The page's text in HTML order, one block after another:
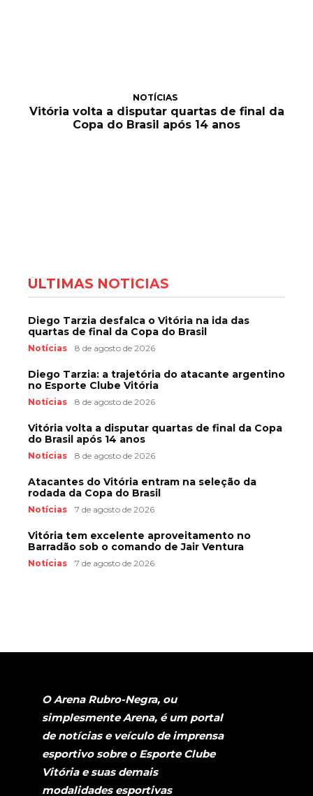
NOTÍCIAS
Vitória volta a disputar quartas de final da
Copa do Brasil após 14 anos
ÚLTIMAS NOTÍCIAS
Diego Tarzia desfalca o Vitória na ida das
quartas de final da Copa do Brasil
Notícias 8 de agosto de 2026
Diego Tarzia: a trajetória do atacante argentino
no Esporte Clube Vitória
Notícias 8 de agosto de 2026
Vitória volta a disputar quartas de final da Copa
do Brasil após 14 anos
Notícias 8 de agosto de 2026
Atacantes do Vitória entram na seleção da
rodada da Copa do Brasil
Notícias 7 de agosto de 2026
Vitória tem excelente aproveitamento no
Barradão sob o comando de Jair Ventura
Notícias 7 de agosto de 2026
O Arena Rubro-Negra, ou
simplesmente Arena, é um portal
de notícias e veículo de imprensa
esportivo sobre o Esporte Clube
Vitória e suas demais
modalidades esportivas